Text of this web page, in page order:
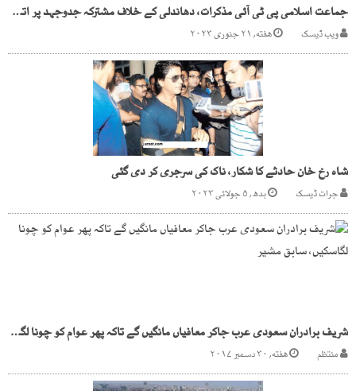
جماعت اسلامی پی ٹی آئی مذکرات، دھاندلی کے خلاف مشترکہ جدوجہد پر اتفاق
ویب ڈیسک هفته, ۲۱ جنوری ۲۰۲۳
شاہ رخ خان حادثے کا شکار، ناک کی سرجری کر دی گئی
جرات ڈیسک بدھ, ۵ جولائی ۲۰۲۳
شریف برادران سعودی عرب جاکر معافیاں مانگیں گے تاکہ پھر عوام کو چونا لگاسکیں، سابق مشیر
منتظم هفته, ۳۰ دسمبر ۲۰۱۷